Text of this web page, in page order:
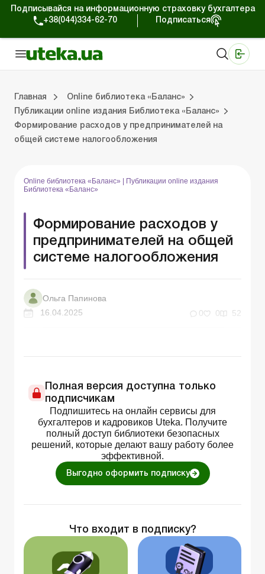
Подписывайся на информационную страховку бухгалтера
+38(044)334-62-70
Подписаться
Главная
Online библиотека «Баланс»
Публикации online издания Библиотека «Баланс»
Формирование расходов у предпринимателей на
общей системе налогообложения
Online библиотека «Баланс»
Публикации online издания
Библиотека «Баланс»
Формирование расходов у
предпринимателей на общей
системе налогообложения
Ольга Папинова
16.04.2025
0 0 52
Полная версия доступна только
подписчикам
Подпишитесь на онлайн сервисы для
бухгалтеров и кадровиков Uteka. Получите
полный доступ библиотеки безопасных
решений, которые делают вашу работу более
эффективной.
Выгодно оформить подписку
Что входит в подписку?